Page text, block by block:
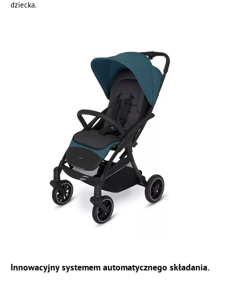
dziecka.
Innowacyjny systemem automatycznego składania.